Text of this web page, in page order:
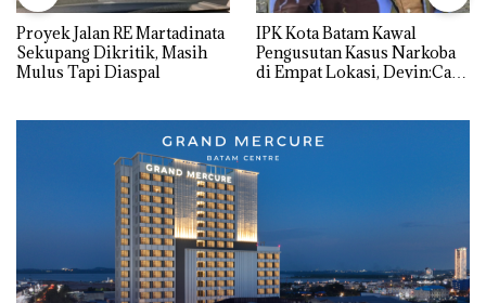
Proyek Jalan RE Martadinata
Sekupang Dikritik, Masih
Mulus Tapi Diaspal
IPK Kota Batam Kawal
Pengusutan Kasus Narkoba
di Empat Lokasi, Devin:Cari